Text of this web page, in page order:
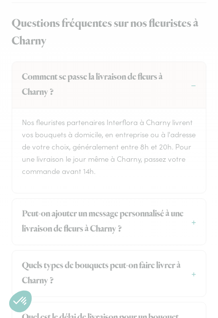
Questions fréquentes sur nos fleuristes à
Charny
Comment se passe la livraison de fleurs à
Charny ?
Nos fleuristes partenaires Interflora à Charny livrent
vos bouquets à domicile, en entreprise ou à l'adresse
de votre choix, généralement entre 8h et 20h. Pour
une livraison le jour même à Charny, passez votre
commande avant 14h.
Peut-on ajouter un message personnalisé à une
livraison de fleurs à Charny ?
Quels types de bouquets peut-on faire livrer à
Charny ?